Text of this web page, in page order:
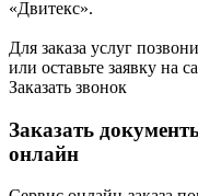
«Двитекс».
Для заказа услуг
или оставьте заявку на
Заказать звонок
Заказать
онлайн